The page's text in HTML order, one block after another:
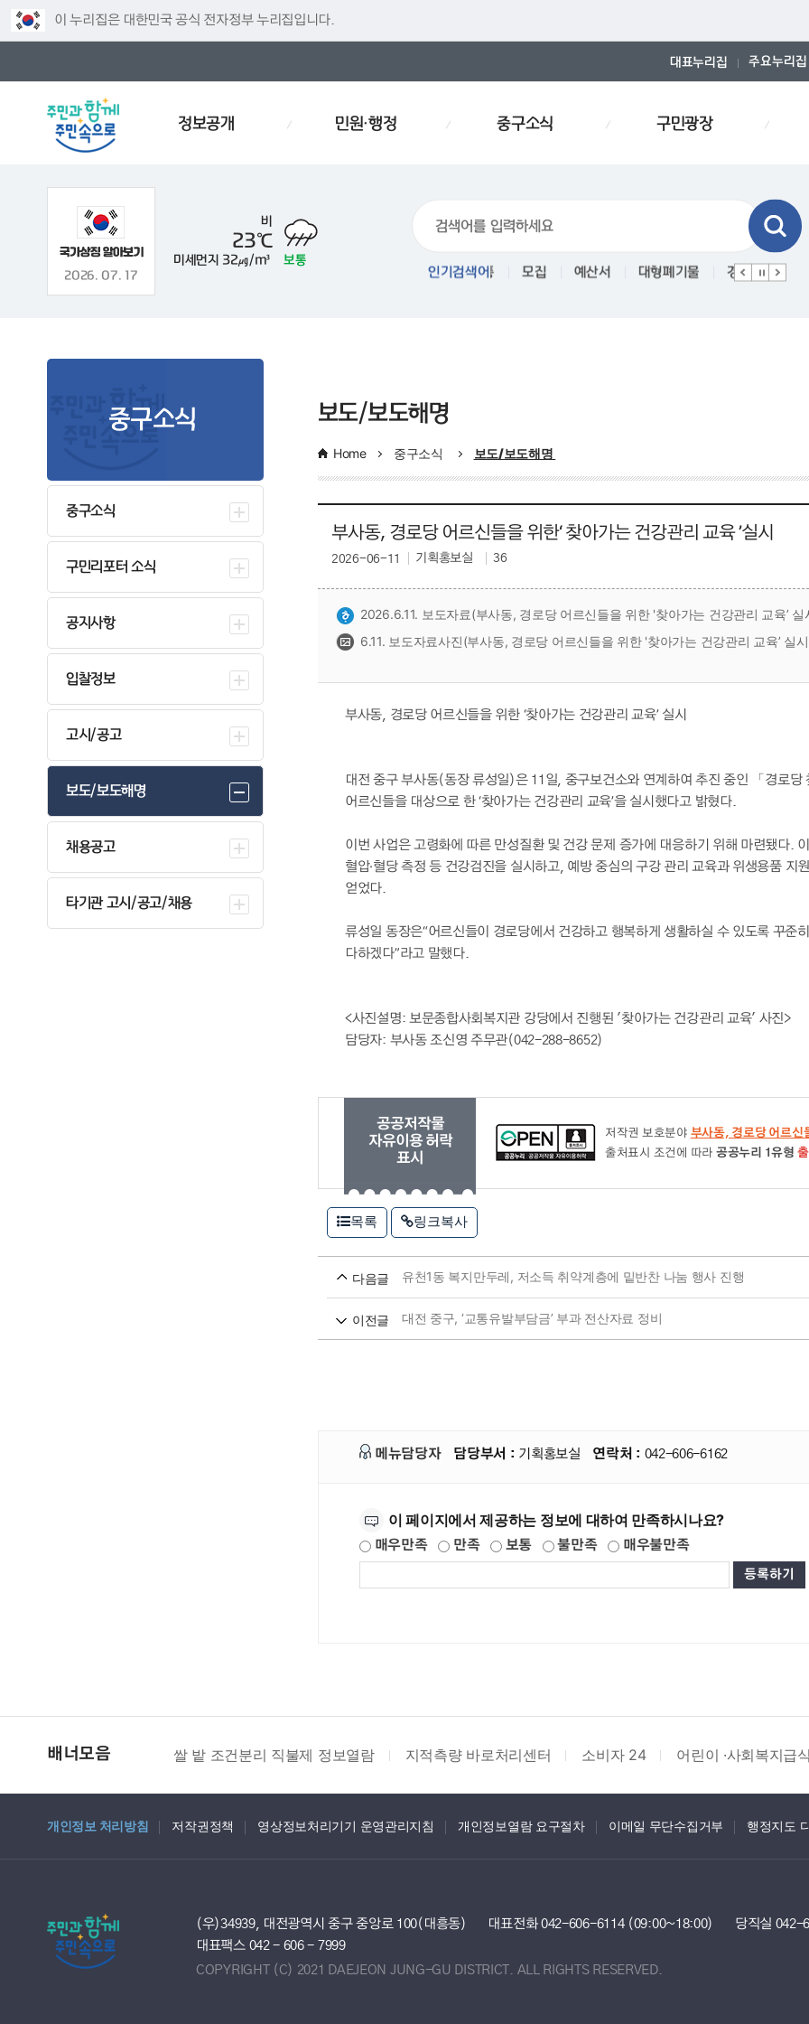
이 누리집은 대한민국 공식 전자정부 누리집입니다.
대표누리집 주요누리집
정보공개 민원·행정 중구소식 구민광장
2026. 07. 17
비
23℃
미세먼지 32㎍/m³ 보통
인기검색어
경로당 인사이동 중구통 모집 예산서 대형폐기물 경로당 인사
중구소식
중구소식
구민리포터 소식
공지사항
입찰정보
고시/공고
보도/보도해명
채용공고
타기관 고시/공고/채용
보도/보도해명
Home 중구소식 보도/보도해명
부사동, 경로당 어르신들을 위한‘ 찾아가는 건강관리 교육 ’실시
기획홍보실 36
2026-06-11
2026.6.11. 보도자료(부사동, 경로당 어르신들을 위한 '찾아가는 건강관리 교육’
6.11. 보도자료사진(부사동, 경로당 어르신들을 위한 '찾아가는 건강관리 교육’ 실
부사동, 경로당 어르신들을 위한 ‘찾아가는 건강관리 교육’ 실시
대전 중구 부사동(동장 류성일)은 11일, 중구보건소와 연계하여 추진 중인 「경로
어르신들을 대상으로 한 ‘찾아가는 건강관리 교육’을 실시했다고 밝혔다.
이번 사업은 고령화에 따른 만성질환 및 건강 문제 증가에 대응하기 위해 마련됐다.
혈압·혈당 측정 등 건강검진을 실시하고, 예방 중심의 구강 관리 교육과 위생용품 지
얻었다.
류성일 동장은“어르신들이 경로당에서 건강하고 행복하게 생활하실 수 있도록 꾸준
다하겠다”라고 말했다.
<사진설명: 보문종합사회복지관 강당에서 진행된 '찾아가는 건강관리 교육' 사진>
담당자: 부사동 조신영 주무관(042-288-8652)
공공저작물
자유이용 허락
표시
저작권 보호분야 부사동, 경로당 어르신
출처표시 조건에 따라 공공누리 1유형
목록 링크복사
다음글 유천1동 복지만두레, 저소득 취약계층에 밑반찬 나눔 행사 진행
이전글 대전 중구, ‘교통유발부담금’ 부과 전산자료 정비
메뉴담당자 담당부서 : 기획홍보실 연락처 : 042-606-6162
이 페이지에서 제공하는 정보에 대하여 만족하시나요?
매우만족 만족 보통 불만족 매우불만족
배너모음 지적측량 바로처리센터 소비자 24 어린이 ·사회복지급식관리지원센터 부동산거래 질서
개인정보 처리방침 저작권정책 영상정보처리기기 운영관리지침 개인정보열람 요구절차 이메일 무단수집거부 행정지도
(우)34939, 대전광역시 중구 중앙로 100(대흥동) 대표전화 042-606-6114 (09:00~18:00)
당직실 042-
대표팩스 042 - 606 - 7999
COPYRIGHT (C) 2021 DAEJEON JUNG-GU DISTRICT. ALL RIGHTS RESERVED.